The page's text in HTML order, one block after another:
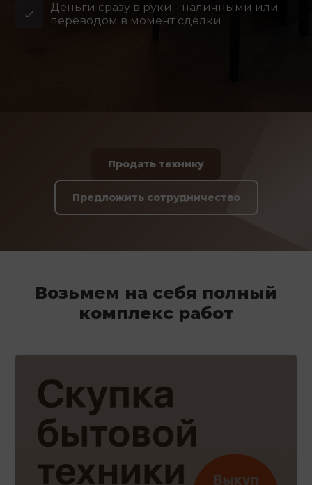
Деньги сразу в руки - наличными или
переводом в момент сделки
Продать технику
Предложить сотрудничество
Возьмем на себя полный
комплекс работ